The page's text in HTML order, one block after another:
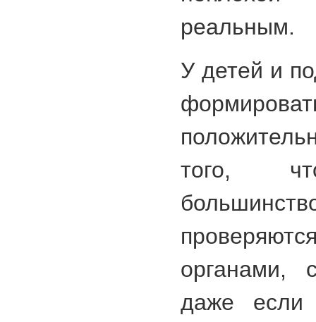
реальным.
У детей и
того,
органами,
даже если